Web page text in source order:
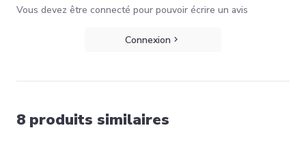
Vous devez être connecté pour pouvoir écrire un avis
Connexion
8 produits similaires